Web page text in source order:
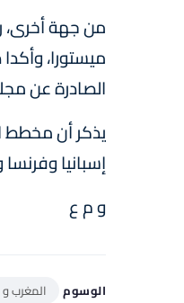
من جهة أخرى،
ميستورا،
الصادرة عن
يذكر أن مخطط
إسبانيا
و م ع
الوسوم المغرب